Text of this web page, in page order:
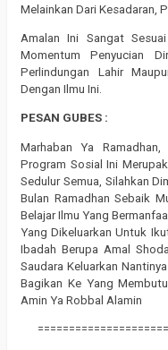
Melainkan Dari Kesadaran,
Amalan Ini Sangat
Momentum Penyucian
Perlindungan Lahir
Dengan Ilmu Ini.
PESAN GUBES :
Marhaban Ya
Program Sosial Ini
Sedulur Semua, Silahkan
Bulan Ramadhan Sebaik
Belajar Ilmu Yang
Yang Dikeluarkan Untuk
Ibadah Berupa Amal
Saudara Keluarkan
Bagikan Ke Yang
Amin Ya Robbal Alamin